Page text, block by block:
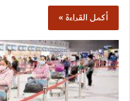
أكمل القراءة »